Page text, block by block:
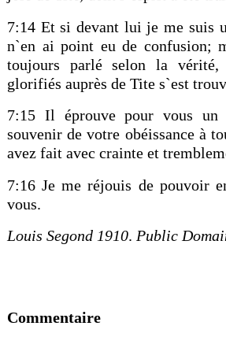
7:14 Et si devant lui je me suis
n`en ai point eu de confusion;
toujours parlé selon la vérité,
glorifiés auprès de Tite s`est
7:15 Il éprouve pour vous un
souvenir de votre obéissance à
avez fait avec crainte et
7:16 Je me réjouis de pouvoir
vous.
Louis Segond 1910. Public
Commentaire